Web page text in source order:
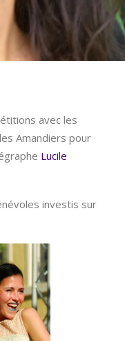
avec les
Amandiers pour
Lucile
investis sur